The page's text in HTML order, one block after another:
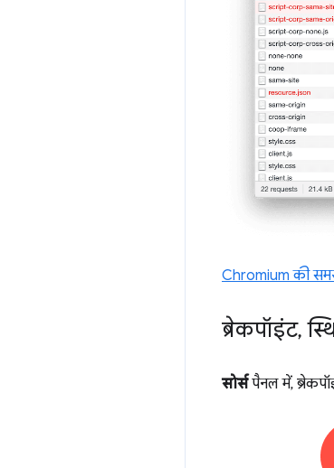
Chromium की
ब्रेकपॉइंट,
सोर्सपैनल में,